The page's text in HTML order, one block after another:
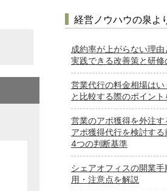
経営ノウハウの泉よ
成約率が上がらない理
実践できる改善策と研
営業代行の料金相場は
と比較する際のポイント
営業のアポ獲得を外注す
アポ獲得代行を検討す
4つの判断基準
シェアオフィスの開業
用・注意点を解説